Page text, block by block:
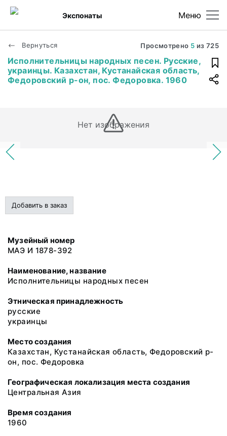
Меню
Экспонаты
Вернуться Просмотрено 5 из 725
Исполнительницы народных песен. Русские,
украинцы. Казахстан, Кустанайская область,
Федоровский р-он, пос. Федоровка. 1960
Нет изображения
Добавить в заказ
Музейный номер
МАЭ И 1878-392
Наименование, название
Исполнительницы народных песен
Этническая принадлежность
русские
украинцы
Место создания
Казахстан, Кустанайская область, Федоровский р-
он, пос. Федоровка
Географическая локализация места создания
Центральная Азия
Время создания
1960